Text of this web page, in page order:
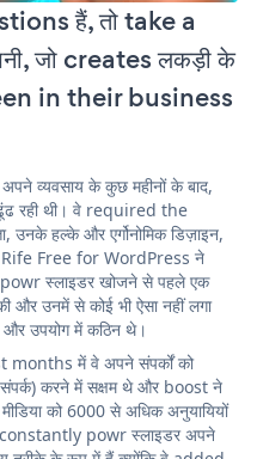
हैं, तो take a
जो creates लकड़ी के
in their business
व्यवसाय के कुछ महीनों के बाद,
रही थी। वे required the
हल्के और एर्गोनोमिक डिज़ाइन,
Rife Free for WordPress ने
powr स्लाइडर खोजने से पहले एक
उनमें से कोई भी ऐसा नहीं लगा
उपयोग में कठिन थे।
months में वे अपने संपर्कों को
करने में सक्षम थे और boost ने
को 6000 से अधिक अनुयायियों
constantly powr स्लाइडर अपने